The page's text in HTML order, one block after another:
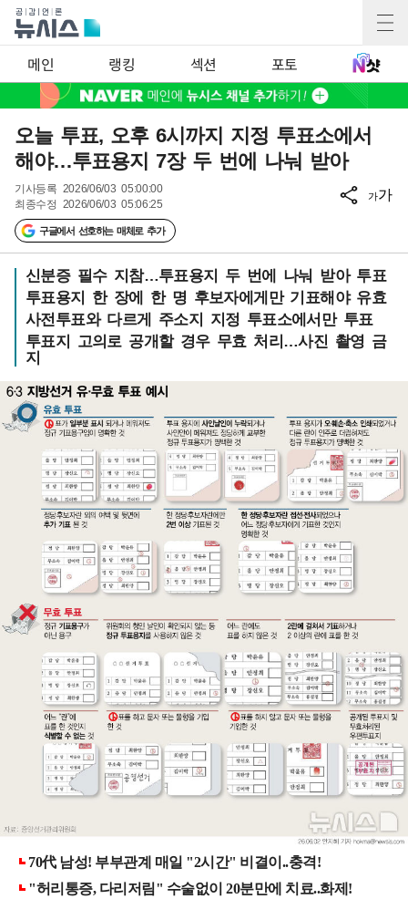
메인 랭킹 섹션 포토
오늘 투표, 오후 6시까지 지정 투표소에서
해야…투표용지 7장 두 번에 나눠 받아
기사등록 2026/06/03 05:00:00
최종수정 2026/06/03 05:06:25
구글에서 선호하는 매체로 추가
가가
신분증 필수 지참…투표용지 두 번에 나눠 받아 투표
투표용지 한 장에 한 명 후보자에게만 기표해야 유효
사전투표와 다르게 주소지 지정 투표소에서만 투표
투표지 고의로 공개할 경우 무효 처리…사진 촬영 금
지